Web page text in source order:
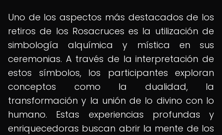
Uno de los aspectos más destacados de los
retiros de los Rosacruces es la utilización de
simbología alquímica y mística en sus
ceremonias. A través de la interpretación de
estos símbolos, los participantes exploran
conceptos como la dualidad, la
transformación y la unión de lo divino con lo
humano. Estas experiencias profundas y
enriquecedoras buscan abrir la mente de los